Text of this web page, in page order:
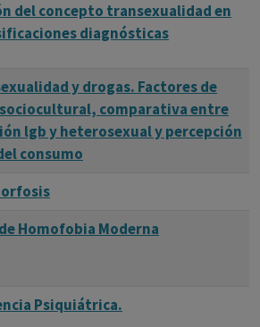
del concepto transexualidad en
diagnósticas
y drogas. Factores de
comparativa entre
lgb y heterosexual y percepción
consumo
Homofobia Moderna
Psiquiátrica.